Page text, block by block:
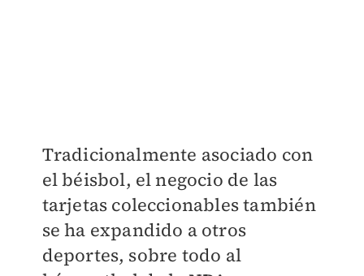
Tradicionalmente asociado con
el béisbol, el negocio de las
tarjetas coleccionables también
se ha expandido a otros
deportes, sobre todo al